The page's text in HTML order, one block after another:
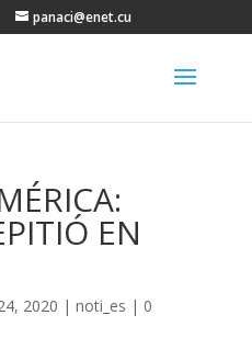
panaci@enet.cu
EN
2020 | noti_es | 0